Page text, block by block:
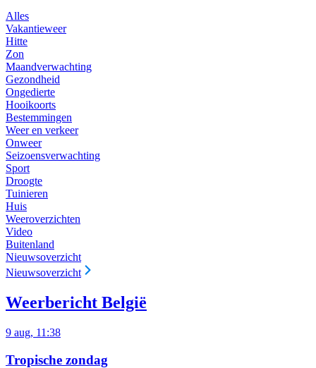
Alles
Vakantieweer
Hitte
Zon
Maandverwachting
Gezondheid
Ongedierte
Hooikoorts
Bestemmingen
Weer en verkeer
Onweer
Seizoensverwachting
Sport
Droogte
Tuinieren
Huis
Weeroverzichten
Video
Buitenland
Nieuwsoverzicht
Nieuwsoverzicht
Weerbericht België
9 aug, 11:38
Tropische zondag